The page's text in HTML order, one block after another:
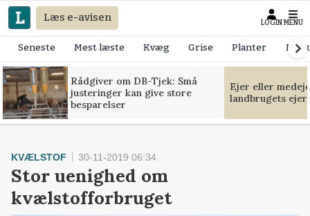
Læs e-avisen LOGIN MENU
Seneste Mest læste Kvæg Grise Planter
Rådgiver om DB-Tjek: Små
justeringer kan give store
besparelser
Ejer eller
landbrugets
KVÆLSTOF 30-11-2019 06:34
Stor uenighed om
kvælstofforbruget